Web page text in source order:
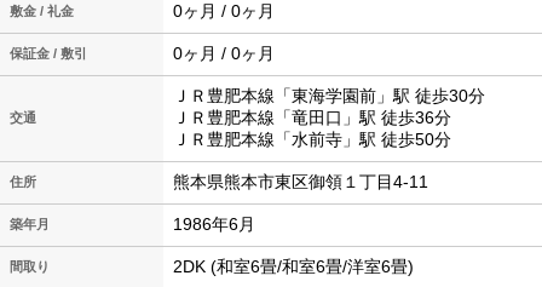
敷金 / 礼金 0ヶ月 / 0ヶ月
保証金 / 敷引 0ヶ月 / 0ヶ月
交通
ＪＲ豊肥本線「東海学園前」駅 徒歩30分
ＪＲ豊肥本線「竜田口」駅 徒歩36分
ＪＲ豊肥本線「水前寺」駅 徒歩50分
住所 熊本県熊本市東区御領１丁目4-11
築年月 1986年6月
間取り 2DK (和室6畳/和室6畳/洋室6畳)